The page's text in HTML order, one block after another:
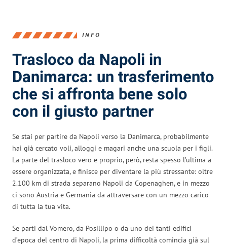
INFO
Trasloco da Napoli in
Danimarca: un trasferimento
che si affronta bene solo
con il giusto partner
Se stai per partire da Napoli verso la Danimarca, probabilmente
hai già cercato voli, alloggi e magari anche una scuola per i figli.
La parte del trasloco vero e proprio, però, resta spesso l’ultima a
essere organizzata, e finisce per diventare la più stressante: oltre
2.100 km di strada separano Napoli da Copenaghen, e in mezzo
ci sono Austria e Germania da attraversare con un mezzo carico
di tutta la tua vita.
Se parti dal Vomero, da Posillipo o da uno dei tanti edifici
d’epoca del centro di Napoli, la prima difficoltà comincia già sul